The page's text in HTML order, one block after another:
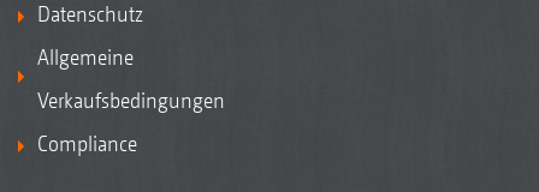
Datenschutz
Allgemeine
Verkaufsbedingungen
Compliance